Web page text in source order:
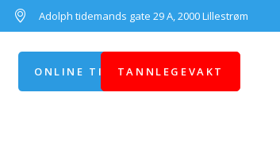
Adolph tidemands gate 29 A, 2000 Lillestrøm
ONLINE TIMEBESTILLING
TANNLEGEVAKT